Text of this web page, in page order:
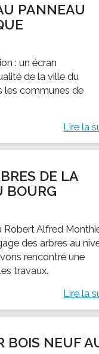
PANNEAU
: un écran
de la ville du
les communes de
Lire la
DE LA
BOURG
Robert Alfred
des arbres au
rencontré une
travaux.
Lire la
BOIS NEUF